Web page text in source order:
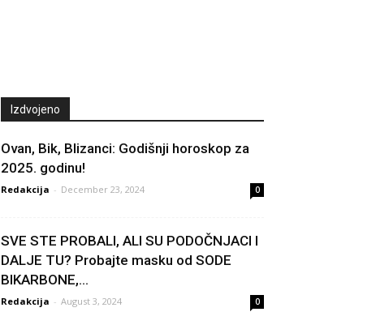
Izdvojeno
Ovan, Bik, Blizanci: Godišnji horoskop za
2025. godinu!
Redakcija - December 23, 2024 0
SVE STE PROBALI, ALI SU PODOČNJACI I
DALJE TU? Probajte masku od SODE
BIKARBONE,...
Redakcija - August 3, 2024 0